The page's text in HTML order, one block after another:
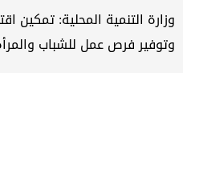
وزارة التنمية المحلية: تمكين
وتوفير فرص عمل للشباب